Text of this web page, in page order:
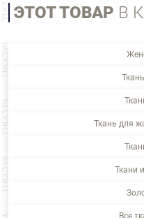
ЭТОТ ТОВАР В
Ткань для
Ткани